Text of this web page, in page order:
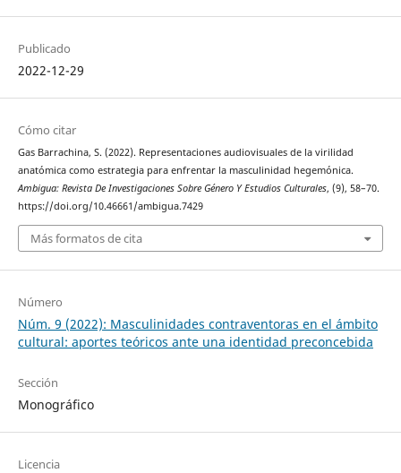
Publicado
2022-12-29
Cómo citar
Gas Barrachina, S. (2022). Representaciones audiovisuales de la virilidad
anatómica como estrategia para enfrentar la masculinidad hegemónica.
Ambigua: Revista De Investigaciones Sobre Género Y Estudios Culturales, (9), 58–70.
https://doi.org/10.46661/ambigua.7429
Más formatos de cita
Número
Núm. 9 (2022): Masculinidades contraventoras en el ámbito
cultural: aportes teóricos ante una identidad preconcebida
Sección
Monográfico
Licencia